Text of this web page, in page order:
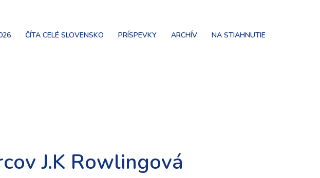
ČÍTA CELÉ SLOVENSKO PRÍSPEVKY ARCHÍV NA STIAHNUTIE
J.K Rowlingová